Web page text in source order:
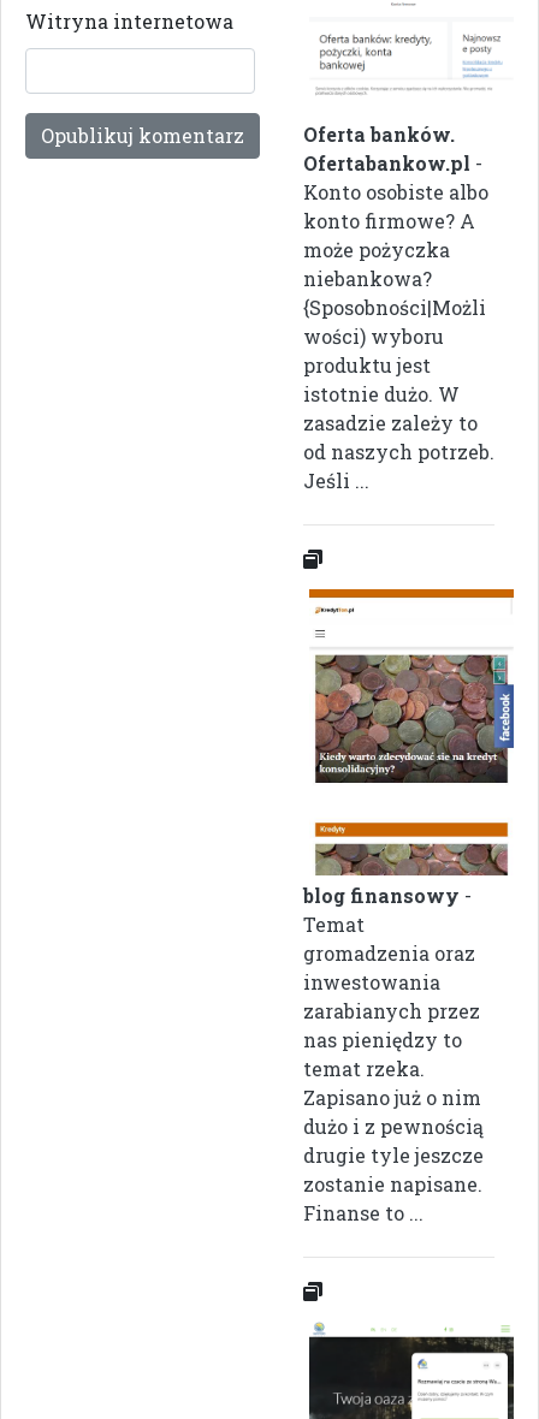
Witryna internetowa
Oferta banków.
Ofertabankow.pl -
Konto osobiste albo
konto firmowe? A
może pożyczka
niebankowa?
{Sposobności|Możli
wości) wyboru
produktu jest
istotnie dużo. W
zasadzie zależy to
od naszych potrzeb.
Jeśli ...
blog finansowy -
Temat
gromadzenia oraz
inwestowania
zarabianych przez
nas pieniędzy to
temat rzeka.
Zapisano już o nim
dużo i z pewnością
drugie tyle jeszcze
zostanie napisane.
Finanse to ...